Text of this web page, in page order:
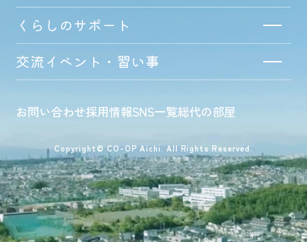
くらしのサポート
交流イベント・習い事
お問い合わせ採用情報SNS一覧総代の部屋
Copyright© CO-OP Aichi. All Rights Reserved.